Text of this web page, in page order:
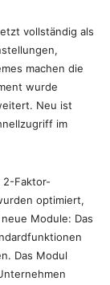
vollständig als
machen die
wurde
Neu ist
im
2-Faktor-
optimiert,
Module: Das
Das Modul